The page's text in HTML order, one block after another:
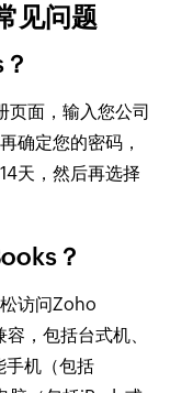
见问题
页面，输入您公司
确定您的密码，
天，然后再选择
？
访问Zoho
，包括台式机、
机（包括